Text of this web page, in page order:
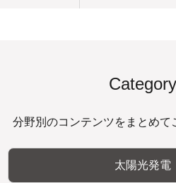
Category
分野別のコンテンツをまとめて
太陽光発電